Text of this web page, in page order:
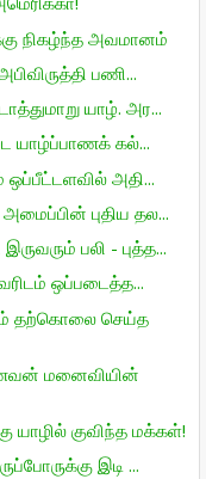
நிகழ்ந்த அவமானம்
பணி...
யாழ். அர...
யாழ்ப்பாணக் கல்...
அதி...
புதிய தல...
பலி - புத்த...
ஒப்படைத்த...
தற்கொலை செய்த
மனைவியின்
யாழில் குவிந்த மக்கள்!
இடி ...